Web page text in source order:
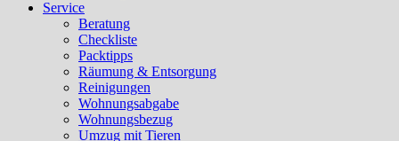
Service
Beratung
Checkliste
Packtipps
Räumung & Entsorgung
Reinigungen
Wohnungsabgabe
Wohnungsbezug
Umzug mit Tieren